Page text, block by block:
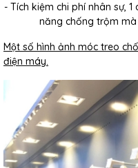
- Tích kiệm chi phí nhân sự,
năng chống trộm
Một số hình ảnh móc treo
điện máy.